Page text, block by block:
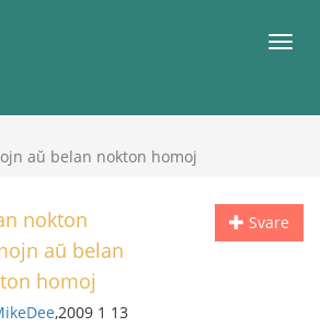
Meny
aŭ belan nokton homoj
Svare
nokton
aŭ belan
homoj
,2009 1 13